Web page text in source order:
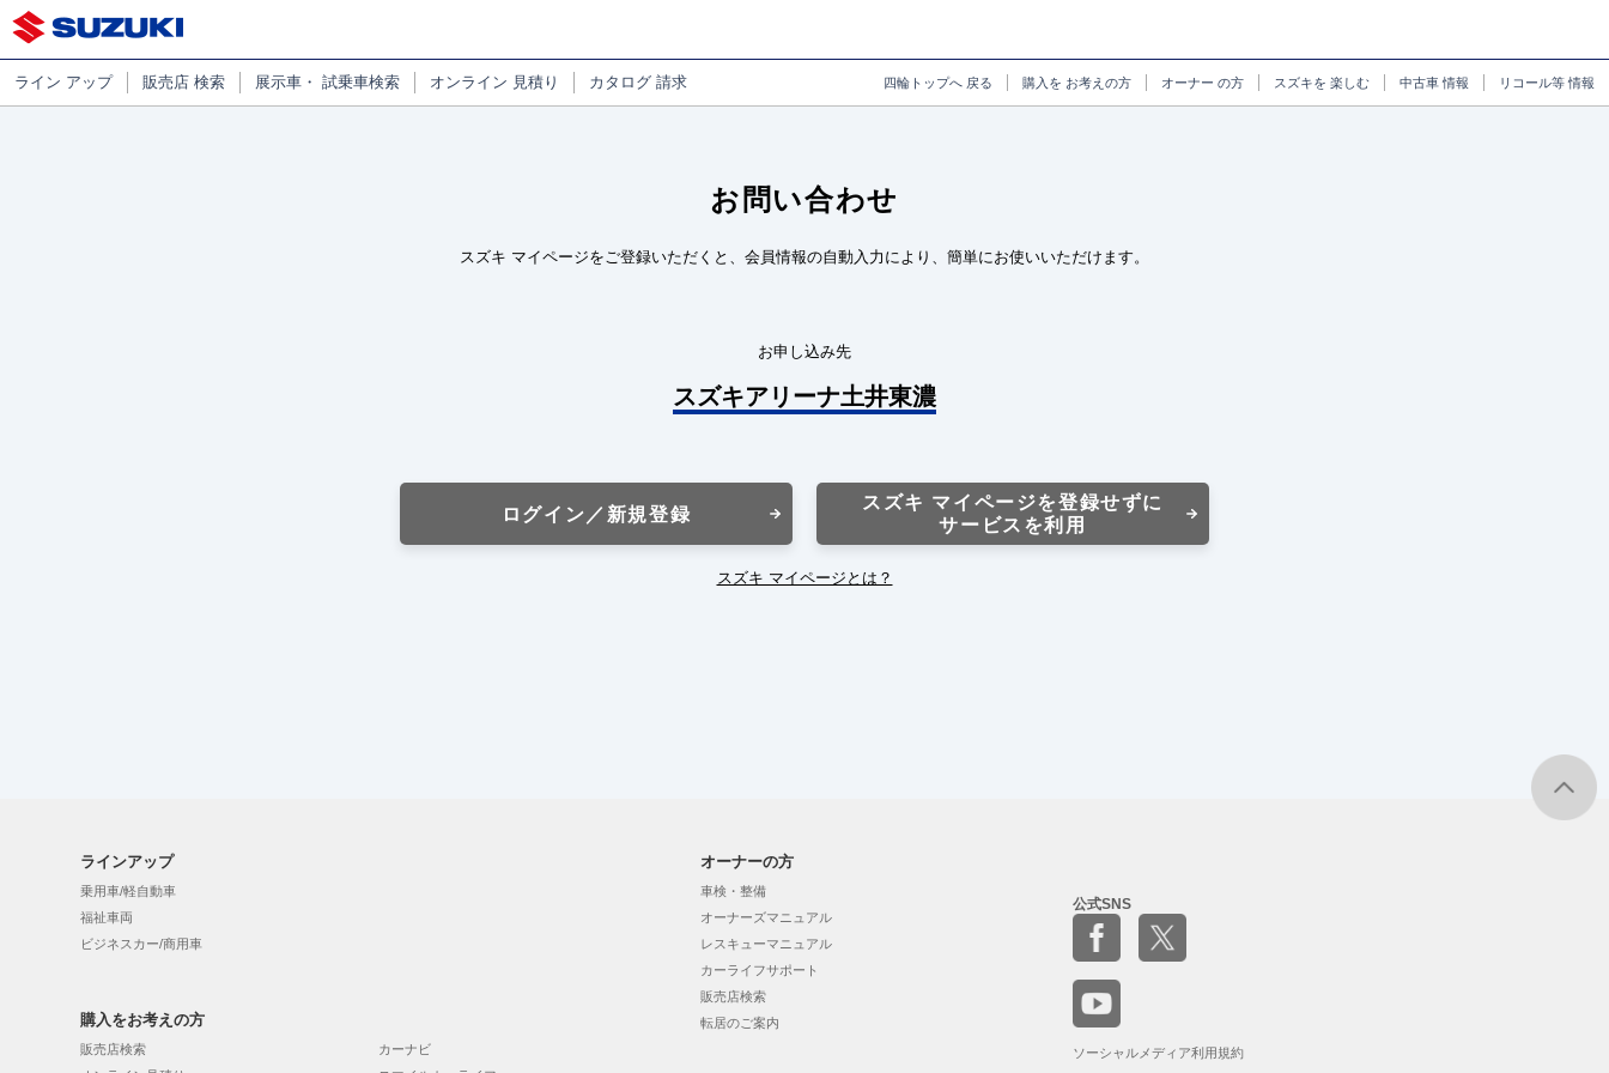
ライン アップ 販売店 検索 展示車・ 試乗車検索 オンライン 見積り カタログ 請求 四輪トップへ 戻る 購入を お考えの方 オーナー の方 スズキを 楽しむ 中古車情報 リコール等情報
お問い合わせ
スズキ マイページをご登録いただくと、会員情報の自動入力により、簡単にお使いいただけます。
お申し込み先
スズキアリーナ土井東濃
ログイン／新規登録
スズキ マイページを登録せずに
サービスを利用
スズキ マイページとは？
ラインアップ
乗用車/軽自動車
福祉車両
ビジネスカー/商用車
購入をお考えの方
販売店検索
カーナビ
オーナーの方
車検・整備
オーナーズマニュアル
レスキューマニュアル
カーライフサポート
販売店検索
転居のご案内
公式SNS
ソーシャルメディア利用規約